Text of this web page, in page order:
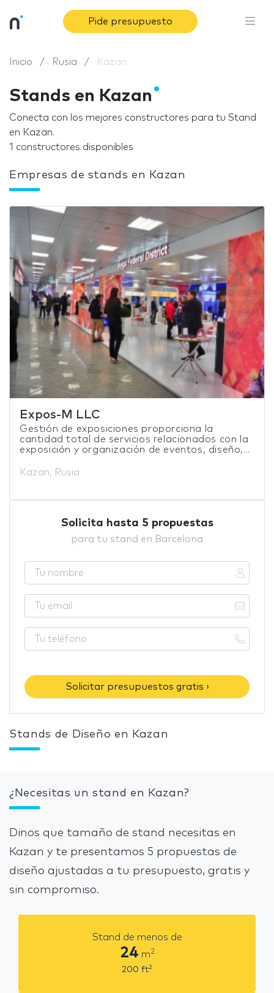
Pide presupuesto
Inicio Rusia Kazan
Stands en Kazan
Conecta con los mejores constructores para tu Stand
en Kazan.
1 constructores disponibles
Empresas de stands en Kazan
Expos-M LLC
Gestión de exposiciones proporciona la
cantidad total de servicios relacionados con la
exposición y organización de eventos, diseño,...
Kazan, Rusia
Solicita hasta 5 propuestas
para tu stand en Barcelona
Solicitar presupuestos gratis ›
Stands de Diseño en Kazan
¿Necesitas un stand en Kazan?
Dinos que tamaño de stand necesitas en
Kazan y te presentamos 5 propuestas de
diseño ajustadas a tu presupuesto, gratis y
sin compromiso.
Stand de menos de
24 m2
200 ft2